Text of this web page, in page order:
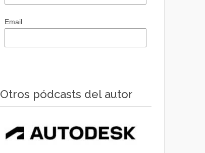
Email
Otros pódcasts del autor